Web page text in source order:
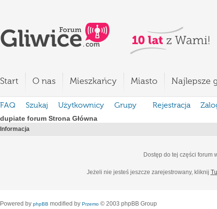
Start O nas Mieszkańcy Miasto Najlepsze
FAQ Szukaj Użytkownicy Grupy Rejestracja
dupiate forum Strona Główna
Informacja
Dostęp do tej części forum
Jeżeli nie jesteś jeszcze zarejestrowany, kliknij
Powered by phpBB modified by Przemo © 2003 phpBB Group